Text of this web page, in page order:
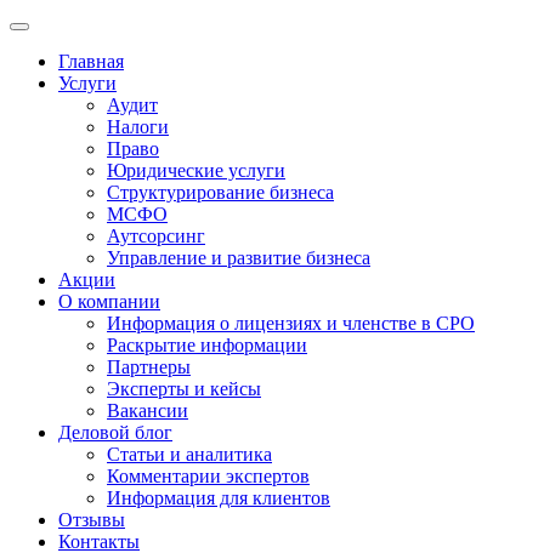
Главная
Услуги
Аудит
Налоги
Право
Юридические услуги
Структурирование бизнеса
МСФО
Аутсорсинг
Управление и развитие бизнеса
Акции
О компании
Информация о лицензиях и членстве в СРО
Раскрытие информации
Партнеры
Эксперты и кейсы
Вакансии
Деловой блог
Статьи и аналитика
Комментарии экспертов
Информация для клиентов
Отзывы
Контакты